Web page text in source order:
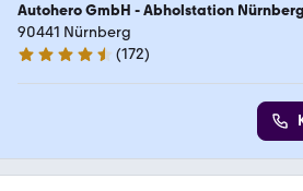
Autohero GmbH - Abholstation Nürnberg
90441 Nürnberg
4.5 Sterne
(172)